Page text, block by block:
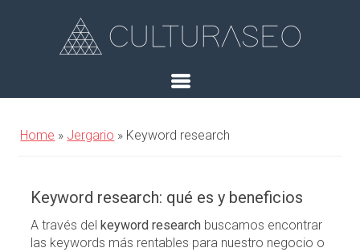
Home » Jergario » Keyword research
Keyword research: qué es y beneficios
A través del keyword research buscamos encontrar
las keywords más rentables para nuestro negocio o